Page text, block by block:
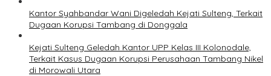
Kantor Syahbandar Wani Digeledah Kejati Sulteng, Terkait
Dugaan Korupsi Tambang di Donggala
Kejati Sulteng Geledah Kantor UPP Kelas III Kolonodale,
Terkait Kasus Dugaan Korupsi Perusahaan Tambang Nikel
di Morowali Utara